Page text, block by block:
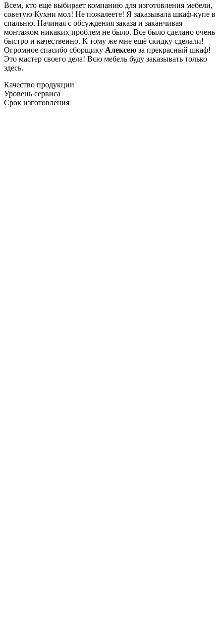
Всем, кто еще выбирает компанию для изготовления мебели,
советую Кухни мол! Не пожалеете! Я заказывала шкаф-купе в
спальню. Начиная с обсуждения заказа и заканчивая
монтажом никаких проблем не было. Все было сделано очень
быстро и качественно. К тому же мне ещё скидку сделали!
Огромное спасибо сборщику Алексею за прекрасный шкаф!
Это мастер своего дела! Всю мебель буду заказывать только
здесь.
Качество продукции
Уровень сервиса
Срок изготовления